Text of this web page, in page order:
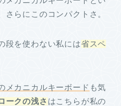
さらにこのコンパクトさ。
段を使わない私には省スペ
メカニカルキーボード も気
ークの浅さ はこちらが私の